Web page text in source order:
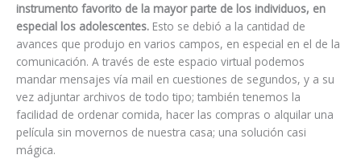
instrumento favorito de la mayor parte de los individuos, en
especial los adolescentes. Esto se debió a la cantidad de
avances que produjo en varios campos, en especial en el de la
comunicación. A través de este espacio virtual podemos
mandar mensajes vía mail en cuestiones de segundos, y a su
vez adjuntar archivos de todo tipo; también tenemos la
facilidad de ordenar comida, hacer las compras o alquilar una
película sin movernos de nuestra casa; una solución casi
mágica.